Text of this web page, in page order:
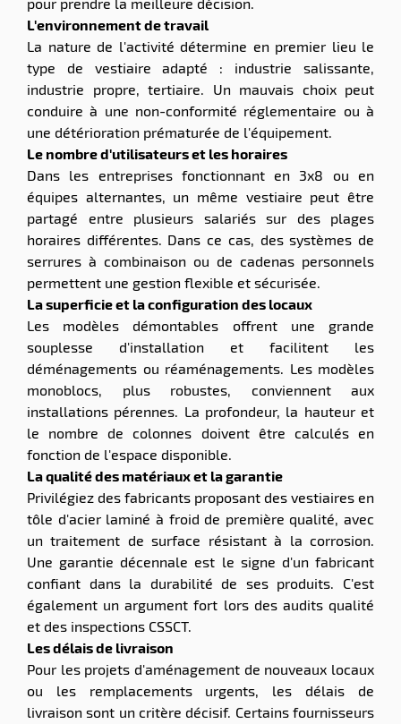
L'environnement de travail
La nature de l'activité détermine en premier lieu le
type de vestiaire adapté : industrie salissante,
industrie propre, tertiaire. Un mauvais choix peut
conduire à une non-conformité réglementaire ou à
une détérioration prématurée de l'équipement.
Le nombre d'utilisateurs et les horaires
Dans les entreprises fonctionnant en 3x8 ou en
équipes alternantes, un même vestiaire peut être
partagé entre plusieurs salariés sur des plages
horaires différentes. Dans ce cas, des systèmes de
serrures à combinaison ou de cadenas personnels
permettent une gestion flexible et sécurisée.
La superficie et la configuration des locaux
Les modèles démontables offrent une grande
souplesse d'installation et facilitent les
déménagements ou réaménagements. Les modèles
monoblocs, plus robustes, conviennent aux
installations pérennes. La profondeur, la hauteur et
le nombre de colonnes doivent être calculés en
fonction de l'espace disponible.
La qualité des matériaux et la garantie
Privilégiez des fabricants proposant des vestiaires en
tôle d'acier laminé à froid de première qualité, avec
un traitement de surface résistant à la corrosion.
Une garantie décennale est le signe d'un fabricant
confiant dans la durabilité de ses produits. C'est
également un argument fort lors des audits qualité
et des inspections CSSCT.
Les délais de livraison
Pour les projets d'aménagement de nouveaux locaux
ou les remplacements urgents, les délais de
livraison sont un critère décisif. Certains fournisseurs